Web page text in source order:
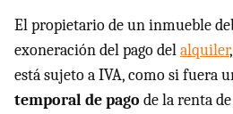
El propietario de un inmueble
exoneración del pago delalquiler
está sujeto a IVA, como si fuera
temporal de pago de la renta